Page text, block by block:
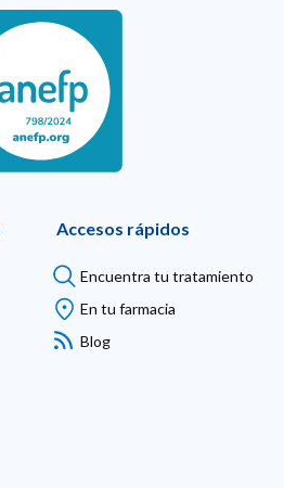
Accesos rápidos
Encuentra tu tratamiento
En tu farmacia
Blog